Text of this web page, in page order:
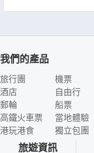
我們的產品
旅行團
酒店
郵輪
高鐵火車票
港玩港食
機票
自由行
船票
當地體驗
獨立包團
旅遊資訊